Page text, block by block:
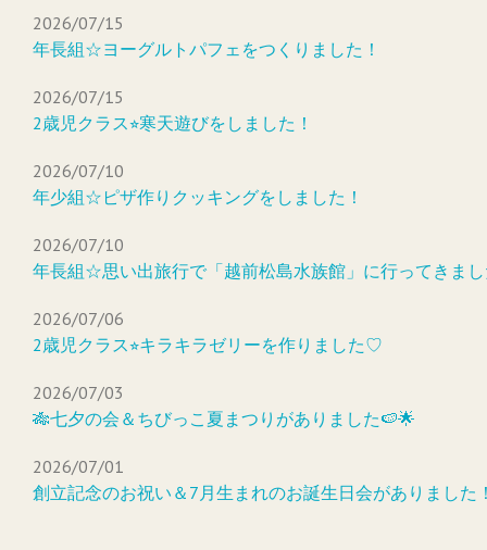
2026/07/15
年長組☆ヨーグルトパフェをつくりました！
2026/07/15
2歳児クラス⭐︎寒天遊びをしました！
2026/07/10
年少組☆ピザ作りクッキングをしました！
2026/07/10
年長組☆思い出旅行で「越前松島水族館」に行ってきま
2026/07/06
2歳児クラス⭐︎キラキラゼリーを作りました♡
2026/07/03
🎋七夕の会＆ちびっこ夏まつりがありました🍉🌟
2026/07/01
創立記念のお祝い＆7月生まれのお誕生日会がありました